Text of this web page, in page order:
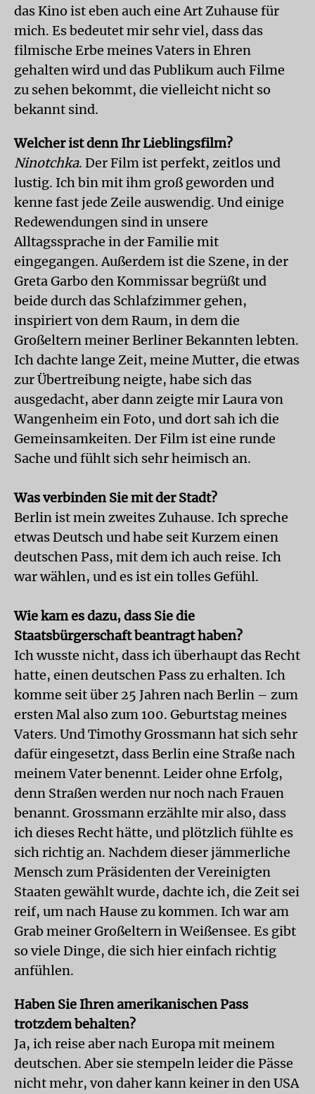
das Kino ist eben auch eine Art Zuhause für
mich. Es bedeutet mir sehr viel, dass das
filmische Erbe meines Vaters in Ehren
gehalten wird und das Publikum auch Filme
zu sehen bekommt, die vielleicht nicht so
bekannt sind.
Welcher ist denn Ihr Lieblingsfilm?
Ninotchka. Der Film ist perfekt, zeitlos und
lustig. Ich bin mit ihm groß geworden und
kenne fast jede Zeile auswendig. Und einige
Redewendungen sind in unsere
Alltagssprache in der Familie mit
eingegangen. Außerdem ist die Szene, in der
Greta Garbo den Kommissar begrüßt und
beide durch das Schlafzimmer gehen,
inspiriert von dem Raum, in dem die
Großeltern meiner Berliner Bekannten lebten.
Ich dachte lange Zeit, meine Mutter, die etwas
zur Übertreibung neigte, habe sich das
ausgedacht, aber dann zeigte mir Laura von
Wangenheim ein Foto, und dort sah ich die
Gemeinsamkeiten. Der Film ist eine runde
Sache und fühlt sich sehr heimisch an.
Was verbinden Sie mit der Stadt?
Berlin ist mein zweites Zuhause. Ich spreche
etwas Deutsch und habe seit Kurzem einen
deutschen Pass, mit dem ich auch reise. Ich
war wählen, und es ist ein tolles Gefühl.
Wie kam es dazu, dass Sie die
Staatsbürgerschaft beantragt haben?
Ich wusste nicht, dass ich überhaupt das Recht
hatte, einen deutschen Pass zu erhalten. Ich
komme seit über 25 Jahren nach Berlin – zum
ersten Mal also zum 100. Geburtstag meines
Vaters. Und Timothy Grossmann hat sich sehr
dafür eingesetzt, dass Berlin eine Straße nach
meinem Vater benennt. Leider ohne Erfolg,
denn Straßen werden nur noch nach Frauen
benannt. Grossmann erzählte mir also, dass
ich dieses Recht hätte, und plötzlich fühlte es
sich richtig an. Nachdem dieser jämmerliche
Mensch zum Präsidenten der Vereinigten
Staaten gewählt wurde, dachte ich, die Zeit sei
reif, um nach Hause zu kommen. Ich war am
Grab meiner Großeltern in Weißensee. Es gibt
so viele Dinge, die sich hier einfach richtig
anfühlen.
Haben Sie Ihren amerikanischen Pass
trotzdem behalten?
Ja, ich reise aber nach Europa mit meinem
deutschen. Aber sie stempeln leider die Pässe
nicht mehr, von daher kann keiner in den USA